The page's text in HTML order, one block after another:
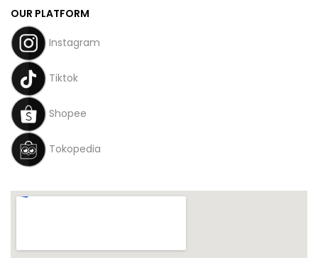
OUR PLATFORM
Instagram
Tiktok
Shopee
Tokopedia